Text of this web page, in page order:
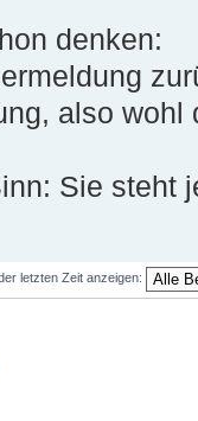
denken:
also wohl
Sie steht
letzten Zeit anzeigen: